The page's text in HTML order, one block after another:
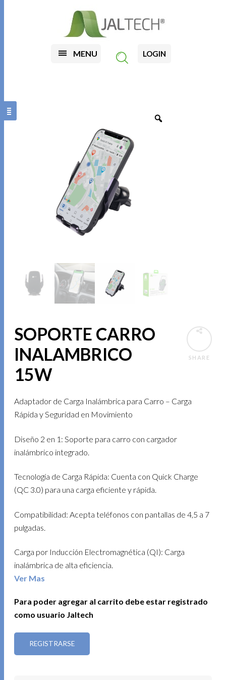
MENU LOGIN
SHARE
SOPORTE CARRO
INALAMBRICO
15W
Adaptador de Carga Inalámbrica para Carro – Carga
Rápida y Seguridad en Movimiento
Diseño 2 en 1: Soporte para carro con cargador
inalámbrico integrado.
Tecnología de Carga Rápida: Cuenta con Quick Charge
(QC 3.0) para una carga eficiente y rápida.
Compatibilidad: Acepta teléfonos con pantallas de 4,5 a 7
pulgadas.
Carga por Inducción Electromagnética (QI): Carga
inalámbrica de alta eficiencia.
al fuego y caídas, asegurando durabilidad y seguridad.
visualización cómoda en cualquier ángulo.
Ver Mas
Para poder agregar al carrito debe estar registrado
como usuario Jaltech
REGISTRARSE